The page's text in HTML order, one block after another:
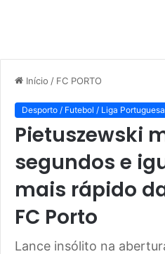
Início / FC PORTO
Desporto / Futebol / Liga Portuguesa
Pietuszewski
segundos e
mais rápido
FC Porto
Lance insólito na